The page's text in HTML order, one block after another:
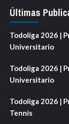
Últimas
Todoliga 2026 |
Universitario
Todoliga 2026 |
Universitario
Todoliga 2026 |
Tennis